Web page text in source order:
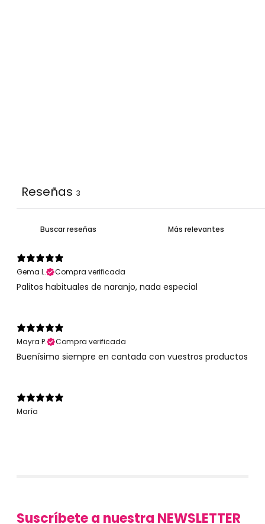
Reseñas 3
Gema L. Compra verificada
Palitos habituales de naranjo, nada especial
Mayra P. Compra verificada
Buenísimo siempre en cantada con vuestros productos
María
Suscríbete a nuestra NEWSLETTER